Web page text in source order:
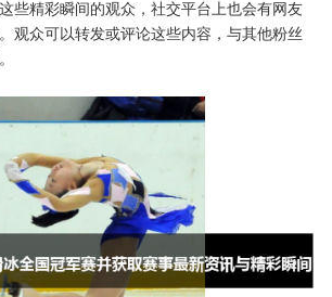
些精彩瞬间的观众，社交平台上也会有网友
观众可以转发或评论这些内容，与其他粉丝